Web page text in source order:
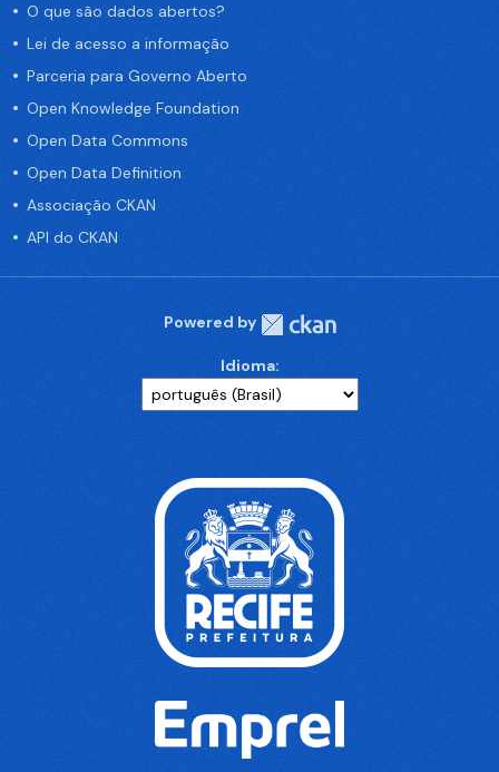
O que são dados abertos?
Lei de acesso a informação
Parceria para Governo Aberto
Open Knowledge Foundation
Open Data Commons
Open Data Definition
Associação CKAN
API do CKAN
Powered by
Idioma